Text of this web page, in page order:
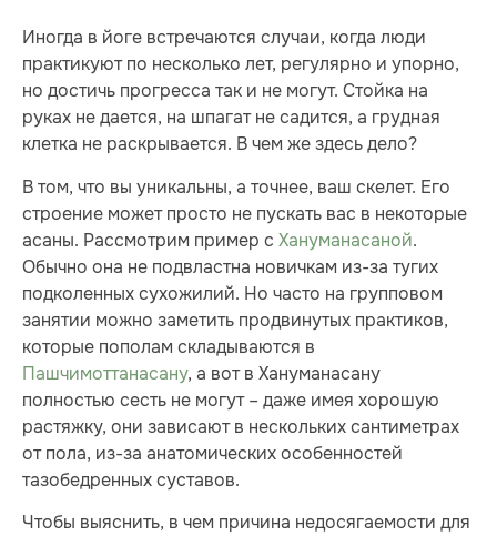
Иногда в йоге встречаются случаи, когда люди
практикуют по несколько лет, регулярно и упорно,
но достичь прогресса так и не могут. Стойка на
руках не дается, на шпагат не садится, а грудная
клетка не раскрывается. В чем же здесь дело?
В том, что вы уникальны, а точнее, ваш скелет. Его
строение может просто не пускать вас в некоторые
асаны. Рассмотрим пример с Хануманасаной.
Обычно она не подвластна новичкам из-за тугих
подколенных сухожилий. Но часто на групповом
занятии можно заметить продвинутых практиков,
которые пополам складываются в
Пашчимоттанасану, а вот в Хануманасану
полностью сесть не могут – даже имея хорошую
растяжку, они зависают в нескольких сантиметрах
от пола, из-за анатомических особенностей
тазобедренных суставов.
Чтобы выяснить, в чем причина недосягаемости для